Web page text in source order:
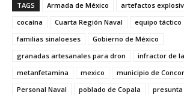
TAGS Armada de México artefactos
cocaína
Cuarta Región Naval
equipo táctico
familias sinaloeses
Gobierno de México
granadas artesanales para dron
infractor de
metanfetamina
mexico municipio de
Personal Naval
poblado de Copala